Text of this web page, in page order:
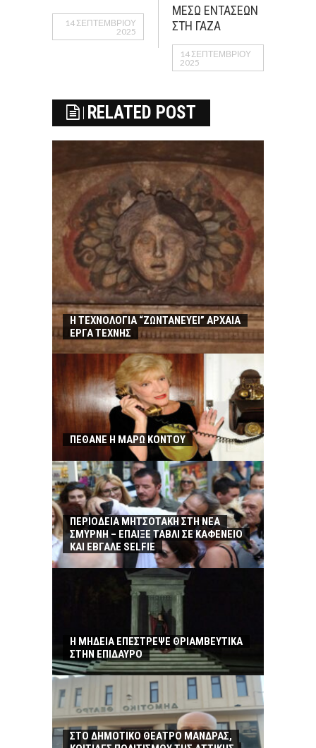
14 ΣΕΠΤΕΜΒΡΊΟΥ
2025
ΜΕΣΩ ΕΝΤΑΣΕΩΝ
ΣΤΗ ΓΑΖΑ
14 ΣΕΠΤΕΜΒΡΊΟΥ
2025
RELATED POST
Η ΤΕΧΝΟΛΟΓΙΑ “ΖΩΝΤΑΝΕΥΕΙ” ΑΡΧΑΙΑ
ΕΡΓΑ ΤΕΧΝΗΣ
ΠΕΘΑΝΕ Η ΜΑΡΩ ΚΟΝΤΟΥ
ΠΕΡΙΟΔΕΙΑ ΜΗΤΣΟΤΑΚΗ ΣΤΗ ΝΕΑ
ΣΜΥΡΝΗ – ΕΠΑΙΞΕ ΤΑΒΛΙ ΣΕ ΚΑΦΕΝΕΙΟ
ΚΑΙ ΕΒΓΑΛΕ SELFIE
Η ΜΗΔΕΙΑ ΕΠΕΣΤΡΕΨΕ ΘΡΙΑΜΒΕΥΤΙΚΑ
ΣΤΗΝ ΕΠΙΔΑΥΡΟ
ΣΤΟ ΔΗΜΟΤΙΚΟ ΘΕΑΤΡΟ ΜΑΝΔΡΑΣ,